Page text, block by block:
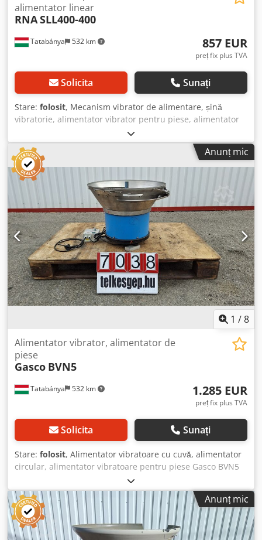
Tatabánya 532 km
alimentator linear
RNASLL400-400
857 EUR
preț fix plus TVA
Solicita Sunați
Stare: folosit, Mecanism vibrator de alimentare, șină
vibratorie, alimentator vibrator pentru piese, alimentator
vibrator liniar, RNA SLL400-400, Utilaj folosit Producător:
RNA Tip: SLL400-400 Dimensiuni totale: Lățime: 675 mm
Adâncime: 690 mm Înălțime: 1600 mm Date electrice: 230V;
0,60A; 120VA Dimensiunea buncărului: 500 x 495 mm
Dimensiuni șină vibratorie: 500 x 100 x 70 mm Crsdpfx
Anunț mic
1 /8
Tatabánya 532 km
Alimentator vibrator, alimentator de
piese
Gasco BVN5
1.285 EUR
preț fix plus TVA
Solicita Sunați
Stare: folosit, Alimentator vibratoare cu cuvă, alimentator
circular, alimentator vibratoare pentru piese Gasco BVN5
470mm, Mașină folosită Cedey Sbq Ijpfx Abhsrf
Producător: Gasco Tip: BVN5 Dimensiuni totale: 545 x 555 x
400 mm Dimensiuni jgheab/recipient D, d: 490 mm, 250
mm Greutate: 61 kg Date electrice: 230 V, 1,6 A
Anunț mic